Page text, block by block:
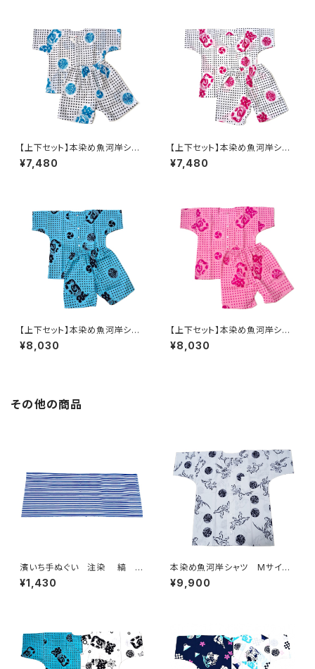
ャツ 濱いちシャツ 焼津 浜
通り 港町
シャツ 濱いちシャツ 焼津
浜通り 港町
【上下セット】本染め魚河岸シャ
ツ キッズ用90サイズ 認定証
付き 木綿晒 伝統豆絞り柄
ぐいシャツ 濱いちシャツ 焼
津 浜通り 港町
¥7,480
【上下セット】本染め魚河岸シャ
ツ キッズ用90サイズ 認定証
付き 木綿晒 伝統豆絞り柄
ぬぐいシャツ 濱いちシャツ 焼
津 浜通り 港町
¥7,480
【上下セット】本染め魚河岸シャ
ツ キッズ用90サイズ 認定証
付き 木綿晒 伝統豆絞り柄
通り 港町
¥8,030
【上下セット】本染め魚河岸シャ
ツ キッズ用90サイズ 認定証
付き 木綿晒 伝統豆絞り柄
¥8,030
その他の商品
濱いち手ぬぐい 注染 縞 鰹
縞 伝統染色技法 特岡 綿1
00％ 浴衣生地 本染め 日
¥1,430
本染め魚河岸シャツ Mサイ
ズ 国宝・鳥獣戯画 高山寺公
認 認定証付き 木綿晒 キナ
町
¥9,900